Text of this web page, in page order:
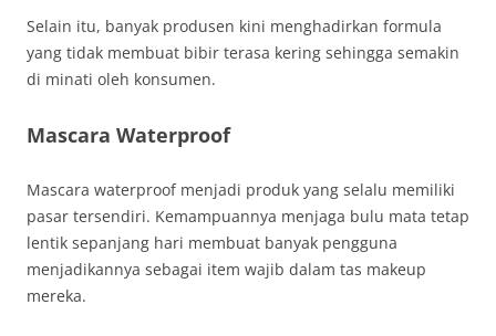
Selain itu, banyak produsen kini menghadirkan formula
yang tidak membuat bibir terasa kering sehingga semakin
di minati oleh konsumen.
Mascara Waterproof
Mascara waterproof menjadi produk yang selalu memiliki
pasar tersendiri. Kemampuannya menjaga bulu mata tetap
lentik sepanjang hari membuat banyak pengguna
menjadikannya sebagai item wajib dalam tas makeup
mereka.